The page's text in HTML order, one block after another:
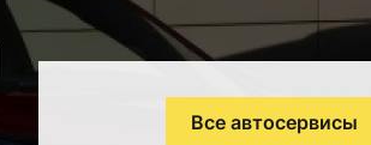
Все автосервисы